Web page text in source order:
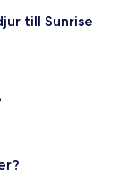
till Sunrise